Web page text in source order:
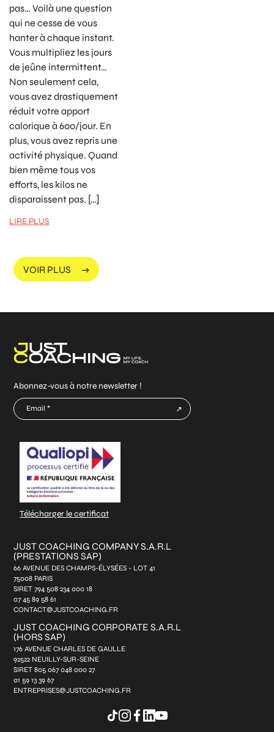
pas… Voilà une question
qui ne cesse de vous
hanter à chaque instant.
Vous multipliez les jours
de jeûne intermittent…
Non seulement cela,
vous avez drastiquement
réduit votre apport
calorique à 600/jour. En
plus, vous avez repris une
activité physique. Quand
bien même tous vos
efforts, les kilos ne
disparaissent pas. […]
LIRE PLUS
VOIR PLUS
Abonnez-vous à notre newsletter !
E-
mail
*
Télécharger le certificat
JUST COACHING COMPANY S.A.R.L
(PRESTATIONS SAP)
66 AVENUE DES CHAMPS-ÉLYSÉES - LOT 41
75008 PARIS
SIRET 794 508 234 000 18
07 45 89 58 61
CONTACT@JUSTCOACHING.FR
JUST COACHING CORPORATE S.A.R.L
(HORS SAP)
176 AVENUE CHARLES DE GAULLE
92522 NEUILLY-SUR-SEINE
SIRET 805 067 048 000 27
01 59 13 39 67
ENTREPRISES@JUSTCOACHING.FR